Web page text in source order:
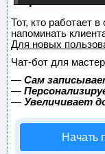
Тот, кто работает
напоминать
Для новых
Чат-бот для
— Сам
—
— Увеличивает
Начать